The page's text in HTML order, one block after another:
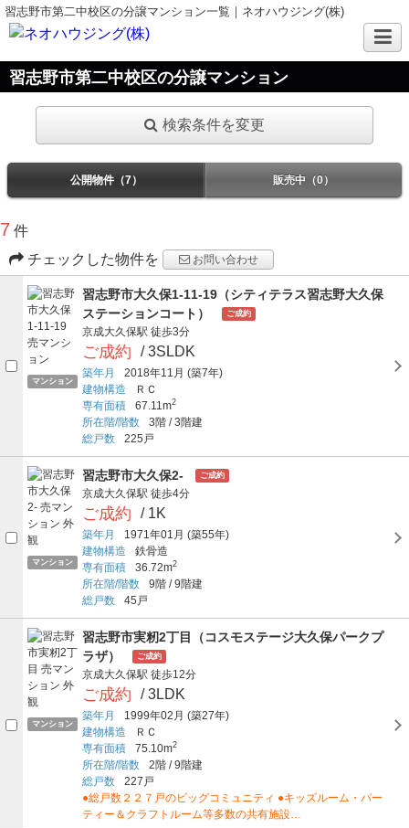
習志野市第二中校区の分譲マンション一覧｜ネオハウジング(株)
習志野市第二中校区の分譲マンション
検索条件を変更
公開物件（7） 販売中（0）
7 件
チェックした物件を
お問い合わせ
マンション
習志野市大久保1-11-19（シティテラス習志野大久保
ステーションコート）
ご成約
京成大久保駅 徒歩3分
ご成約 / 3SLDK
築年月 2018年11月 (築7年)
建物構造
ＲＣ
専有面積
67.11m2
所在階/階数 3階 /3階建
総戸数
225戸
マンション
習志野市大久保2- ご成約
京成大久保駅 徒歩4分
ご成約 / 1K
築年月 1971年01月 (築55年)
建物構造
鉄骨造
専有面積
36.72m2
所在階/階数 9階 /9階建
総戸数
45戸
マンション
習志野市実籾2丁目（コスモステージ大久保パークプ
ラザ）
ご成約
京成大久保駅 徒歩12分
ご成約 / 3LDK
築年月 1999年02月 (築27年)
建物構造
ＲＣ
専有面積
75.10m2
所在階/階数 2階 /9階建
総戸数
227戸
●総戸数２２７戸のビッグコミュニティ ●キッズルーム・パー
ティー＆クラフトルーム等多数の共有施設…